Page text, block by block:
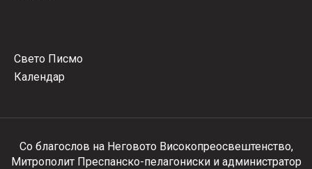
Свето Писмо
Календар
Со благослов на Неговото Високопреосвештенство,
Митрополит Преспанско-пелагониски и администратор